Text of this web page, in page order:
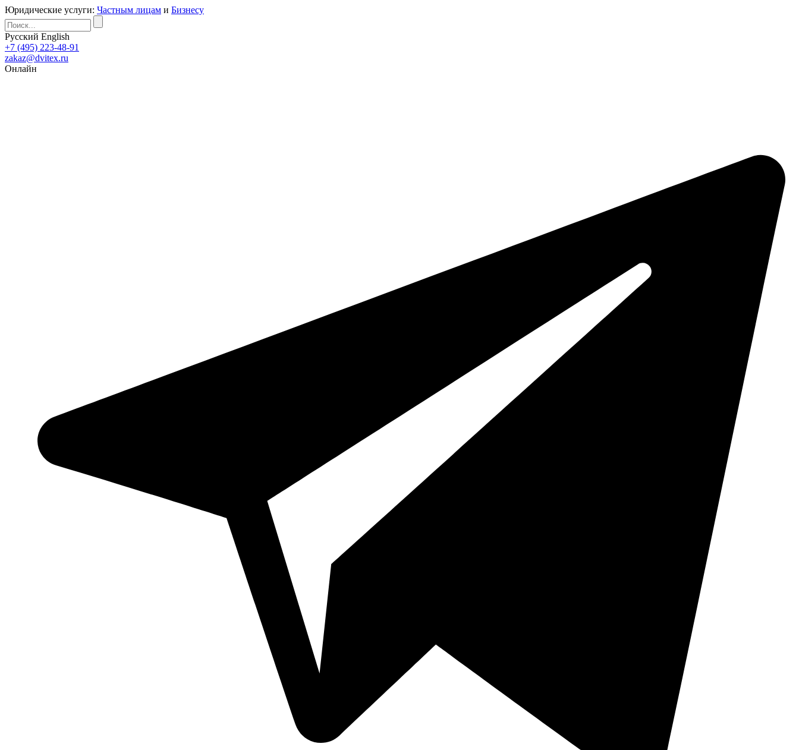
Юридические услуги: Частным лицам и Бизнесу
Русский English
+7 (495) 223-48-91
zakaz@dvitex.ru
Онлайн